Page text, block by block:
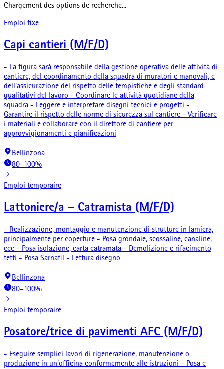
Chargement des options de recherche...
Emploi fixe
Capi cantieri (M/F/D)
- La figura sarà responsabile della gestione operativa delle attività di
cantiere, del coordinamento della squadra di muratori e manovali, e
dell'assicurazione del rispetto delle tempistiche e degli standard
qualitativi del lavoro - Coordinare le attività quotidiane della
squadra - Leggere e interpretare disegni tecnici e progetti -
Garantire il rispetto delle norme di sicurezza sul cantiere - Verificare
i materiali e collaborare con il direttore di cantiere per
approvvigionamenti e pianificazioni
Bellinzona
80–100%
Emploi temporaire
Lattoniere/a – Catramista (M/F/D)
- Realizzazione, montaggio e manutenzione di strutture in lamiera,
principalmente per coperture - Posa grondaie, scossaline, canaline,
ecc - Posa isolazione, carta catramata - Demolizione e rifacimento
tetti - Posa Sarnafil - Lettura disegno
Bellinzona
80–100%
Emploi temporaire
Posatore/trice di pavimenti AFC (M/F/D)
- Eseguire semplici lavori di rigenerazione, manutenzione o
produzione in un’officina conformemente alle istruzioni - Posa e